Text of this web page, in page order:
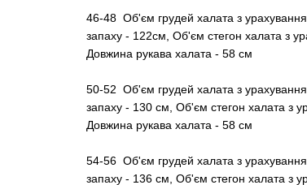
46-48 Об'єм грудей халата з
запаху - 122см, Об'єм стегон халата з
Довжина рукава халата - 58 см
50-52 Об'єм грудей халата з
запаху - 130 см, Об'єм стегон халата з
Довжина рукава халата - 58 см
54-56 Об'єм грудей халата з
запаху - 136 см, Об'єм стегон халата з